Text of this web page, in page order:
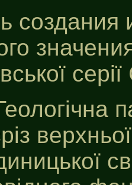
создания